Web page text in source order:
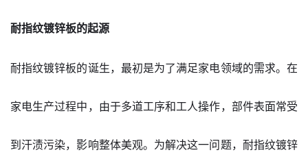
耐指纹镀锌板的起源
耐指纹镀锌板的诞生，最初是为了满足家电领域的需求。在
家电生产过程中，由于多道工序和工人操作，部件表面常受
到汗渍污染，影响整体美观。为解决这一问题，耐指纹镀锌